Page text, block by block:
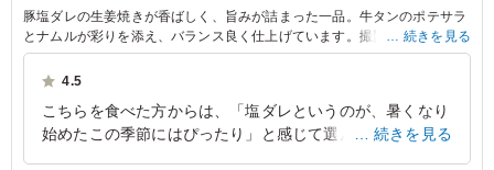
豚塩ダレの生姜焼きが香ばしく、旨みが詰まった一品。牛タンのポテサラ
とナムルが彩りを添え、バランス良く仕上げています。撮影現場や学園祭
スタッフに最適な、お手軽な美味しさをぜひお楽しみください。
続きを見る
4.5
こちらを食べた方からは、「塩ダレというのが、暑くなり
始めたこの季節にはぴったり」と感じて選んだとのことで
続きを見る